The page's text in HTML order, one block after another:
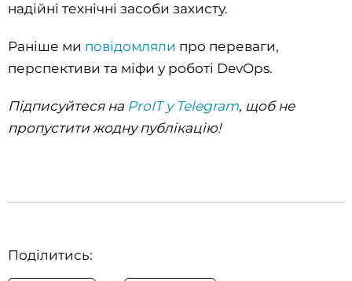
надійні технічні засоби захисту.
Раніше ми повідомляли про переваги,
перспективи та міфи у роботі DevOps.
Підписуйтеся на ProIT у Telegram, щоб не
пропустити жодну публікацію!
Поділитись: